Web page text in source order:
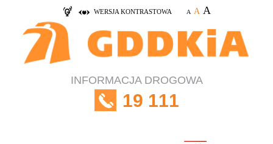
WERSJA KONTRASTOWA A A A
INFORMACJA DROGOWA
19 111